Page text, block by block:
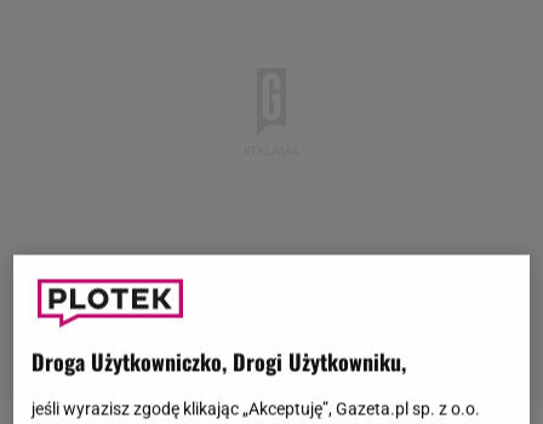
Droga Użytkowniczko, Drogi Użytkowniku,
jeśli wyrazisz zgodę klikając „Akceptuję”, Gazeta.pl sp. z o.o.